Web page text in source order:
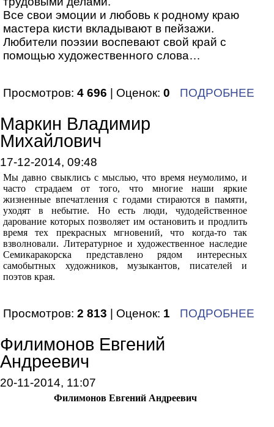
Все свои эмоции и любовь к родному краю
мастера кисти вкладывают в пейзажи.
Любители поэзии воспевают свой край с
помощью художественного слова…
Просмотров: 4 696 | Оценок: 0 ПОДРОБНЕЕ
Маркин Владимир
Михайлович
17-12-2014, 09:48
Мы давно свыклись с мыслью, что время неумолимо, и
часто страдаем от того, что многие наши яркие
жизненные впечатления с годами стираются в памяти,
уходят в небытие. Но есть люди, чудодейственное
дарование которых позволяет им остановить и продлить
время тех прекрасных мгновений, что когда-то так
взволновали. Литературное и художественное наследие
Семикаракорска представлено рядом интересных
самобытных художников, музыкантов, писателей и
поэтов края.
Просмотров: 2 813 | Оценок: 1 ПОДРОБНЕЕ
Филимонов Евгений
Андреевич
20-11-2014, 11:07
Филимонов Евгений Андреевич